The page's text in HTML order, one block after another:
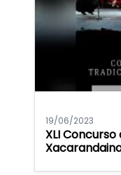
19/06/2023
XLI